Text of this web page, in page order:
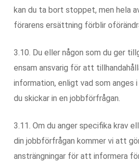
kan du ta bort stoppet, men hela
förarens ersättning förblir
3.10. Du eller någon som du ger
ensam ansvarig för att
information, enligt vad som anges
du skickar in en jobbförfrågan.
3.11. Om du anger specifika krav
din jobbförfrågan kommer vi att
ansträngningar för att informera